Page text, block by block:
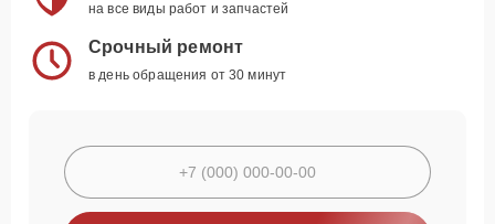
на все виды работ и запчастей
Срочный ремонт
в день обращения от 30 минут